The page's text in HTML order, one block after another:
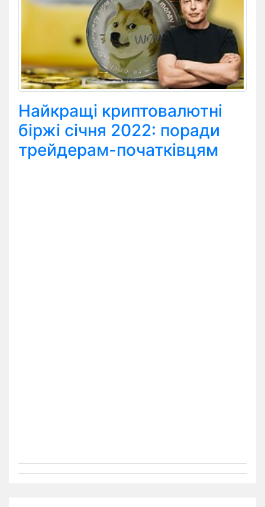
Найкращі криптовалютні
біржі січня 2022: поради
трейдерам-початківцям